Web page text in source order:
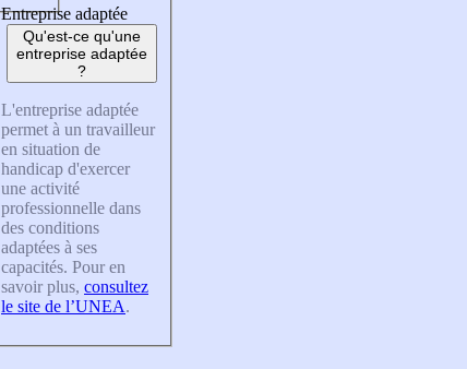
Entreprise adaptée
Qu'est-ce qu'une
entreprise adaptée
?
L'entreprise adaptée
permet à un travailleur
en situation de
handicap d'exercer
une activité
professionnelle dans
des conditions
adaptées à ses
capacités. Pour en
savoir plus, consultez
le site de l’UNEA.